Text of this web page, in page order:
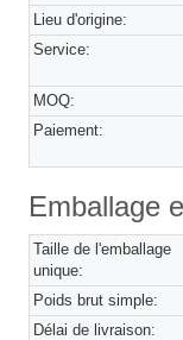
Lieu d'origine:
Service:
MOQ:
Paiement:
Emballage
Taille de l'emballage
unique:
Poids brut simple:
Délai de livraison: